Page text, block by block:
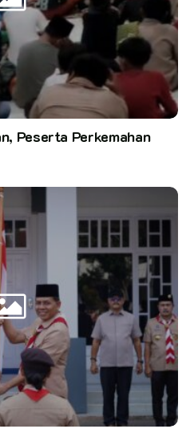
Srikandi
abdi masyarakat
Peserta Perkemahan